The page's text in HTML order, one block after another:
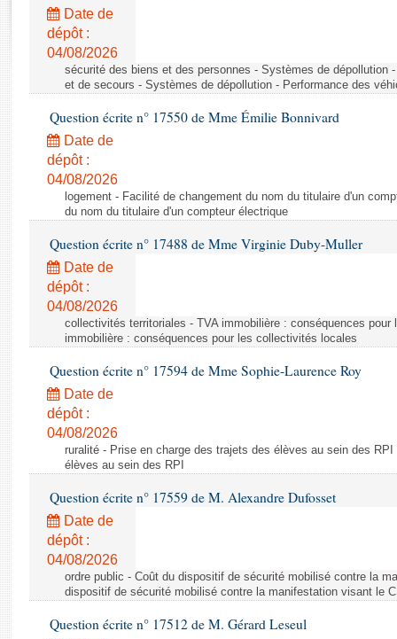
Rapports législatifs
Rapports sur l'application des lois
Baromètre de l’application des lois
Dossiers législatifs
Budget et sécurité sociale
Questions écrites et orales
Comptes rendus des débats
Date de
dépôt :
04/08/2026
sécurité des biens et des personnes - Systèmes de dépollution
et de secours - Systèmes de dépollution - Performance des
Question écrite n° 17550 de Mme Émilie Bonnivard
Date de
dépôt :
04/08/2026
logement - Facilité de changement du nom du titulaire d'un
du nom du titulaire d'un compteur électrique
Question écrite n° 17488 de Mme Virginie Duby-Muller
Date de
dépôt :
04/08/2026
collectivités territoriales - TVA immobilière : conséquences
immobilière : conséquences pour les collectivités locales
Question écrite n° 17594 de Mme Sophie-Laurence Roy
Date de
dépôt :
04/08/2026
ruralité - Prise en charge des trajets des élèves au sein des
élèves au sein des RPI
Question écrite n° 17559 de M. Alexandre Dufosset
Date de
dépôt :
04/08/2026
ordre public - Coût du dispositif de sécurité mobilisé contre la
dispositif de sécurité mobilisé contre la manifestation visant le
Question écrite n° 17512 de M. Gérard Leseul